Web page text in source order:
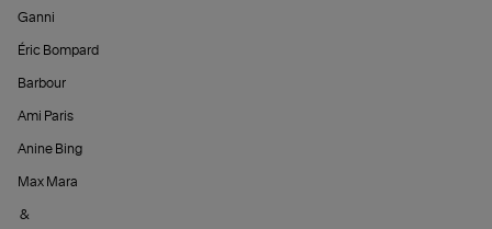
Ganni
Éric Bompard
Barbour
Ami Paris
Anine Bing
Max Mara
&